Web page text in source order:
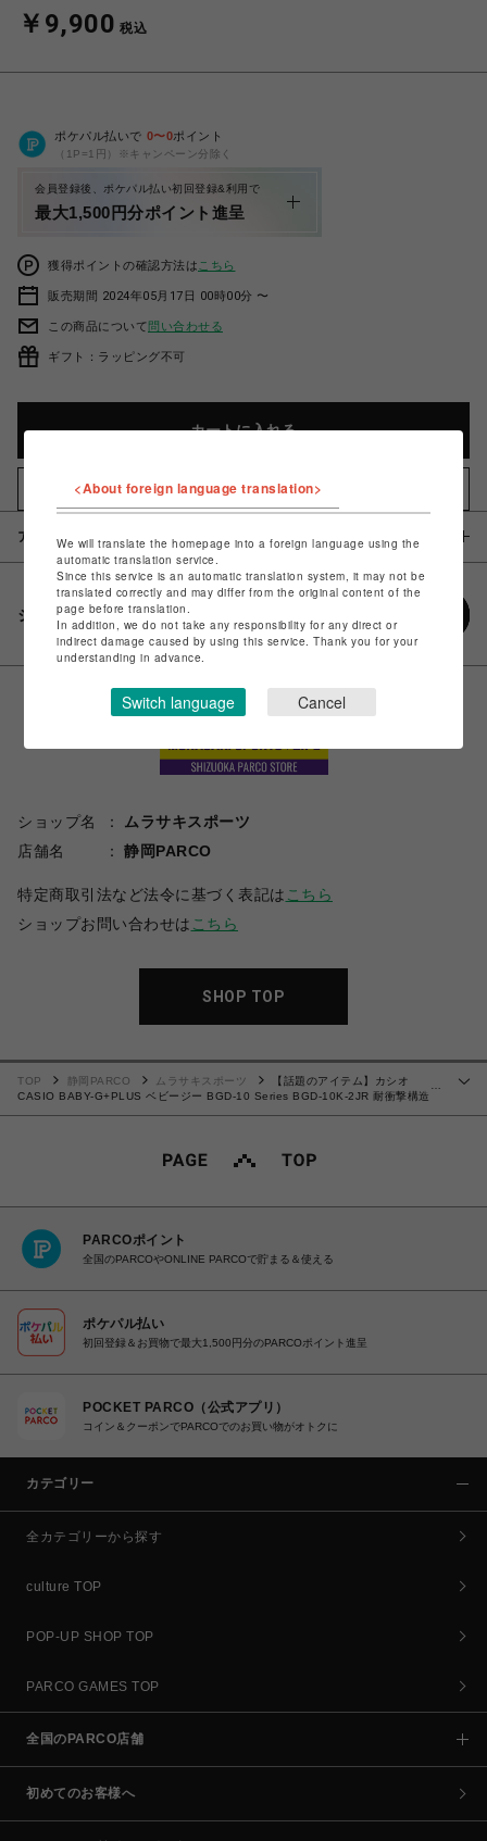
￥9,900 税込
ポケパル払いで 0〜0ポイント
（1P=1円）※キャンペーン分除く
会員登録後、ポケパル払い初回登録&利用で
最大1,500円分ポイント進呈
獲得ポイントの確認方法は こちら
販売期間 2024年05月17日 00時00分 〜
この商品について問い合わせる
ギフト：ラッピング不可
カートに入れる
お気に入りアイテムに追加
アイテム説明 / 素材
シェアする
ショップ名
ムラサキスポーツ
店舗名
静岡PARCO
特定商取引法など法令に基づく表記は こちら
ショップお問い合わせは こちら
SHOP TOP
TOP 静岡PARCO ムラサキスポーツ
【話題のアイテム】カシオ
CASIO BABY-G+PLUS ベビージー BGD-10 Series BGD-10K-2JR 耐衝撃構造
PARCOポイント
全国のPARCOやONLINE PARCOで貯まる＆使える
ポケパル払い
初回登録＆お買物で最大1,500円分のPARCOポイント進呈
POCKET PARCO（公式アプリ）
コイン＆クーポンでPARCOでのお買い物がオトクに
カテゴリー
全カテゴリーから探す
culture TOP
POP-UP SHOP TOP
PARCO GAMES TOP
全国のPARCO店舗
初めてのお客様へ
<About foreign language translation>
We will translate the homepage into a foreign language using the
automatic translation service.
Since this service is an automatic translation system, it may not be
translated correctly and may differ from the original content of the
page before translation.
In addition, we do not take any responsibility for any direct or
indirect damage caused by using this service. Thank you for your
understanding in advance.
Switch language Cancel